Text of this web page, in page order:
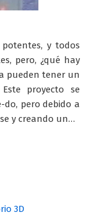
y todos
pero, ¿qué hay
pueden tener un
proyecto se
pero debido a
y creando un…
3D